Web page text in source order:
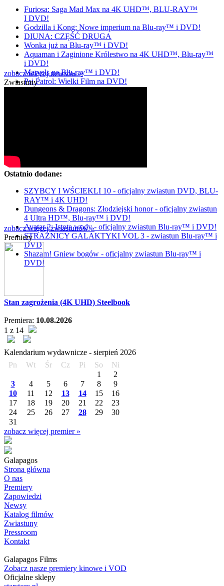
Furiosa: Saga Mad Max na 4K UHD™, BLU-RAY™
I DVD!
Godzilla i Kong: Nowe imperium na Blu-ray™ i DVD!
DIUNA: CZĘŚĆ DRUGA
Wonka już na Blu-ray™ i DVD!
Aquaman i Zaginione Królestwo na 4K UHD™, Blu-ray™
i DVD!
Marvels na Blu-ray™ i DVD!
Psi Patrol: Wielki Film na DVD!
zobacz więcej newsów »
Zwiastuny
Ostatnio dodane:
SZYBCY I WŚCIEKLI 10 - oficjalny zwiastun DVD, BLU-
RAY™ i 4K UHD!
Dungeons & Dragons: Złodziejski honor - oficjalny zwiastun
4 Ultra HD™, Blu-ray™ i DVD!
Avatar 2: Istota wody - oficjalny zwiastun Blu-ray™ i DVD!
STRAŻNICY GALAKTYKI VOL 3 - zwiastun Blu-ray™ i
DVD
Shazam! Gniew bogów - oficjalny zwiastun Blu-ray™ i
DVD!
zobacz więcej zwiastunów »
Premiery
Stan zagrożenia (4K UHD) Steelbook
Premiera: 10.08.2026
1 z 14
Kalendarium wydawnicze - sierpień 2026
Pn
Wt Śr Cz Pi So
Ni
1
2
3
4 5 6 7 8
9
10
11 12 13 14 15
16
17
18 19 20 21 22
23
24
25 26 27 28 29
30
31
zobacz więcej premier »
Galapagos
Strona główna
O nas
Premiery
Zapowiedzi
Newsy
Katalog filmów
Zwiastuny
Pressroom
Kontakt
Galapagos Films
Zobacz nasze premiery kinowe i VOD
Oficjalne sklepy